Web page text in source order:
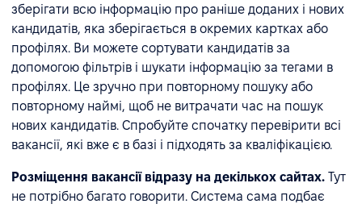
зберігати всю інформацію про раніше доданих і нових
кандидатів, яка зберігається в окремих картках або
профілях. Ви можете сортувати кандидатів за
допомогою фільтрів і шукати інформацію за тегами в
профілях. Це зручно при повторному пошуку або
повторному наймі, щоб не витрачати час на пошук
нових кандидатів. Спробуйте спочатку перевірити всі
вакансії, які вже є в базі і підходять за кваліфікацією.
Розміщення вакансії відразу на декількох сайтах. Тут
не потрібно багато говорити. Система сама подбає